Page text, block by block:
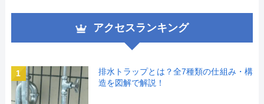
アクセスランキング
1
排水トラップとは？全7種類の仕組み・構
造を図解で解説！